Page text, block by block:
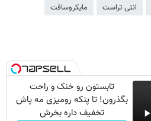
انتی تراست
مایکروسافت
تابستون رو خنک و راحت
بگذرون! تا پنکه رومیزی مه پاش
تخفیف داره بخرش